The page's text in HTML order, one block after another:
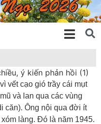
ý kiến phản hồi (1)
vết cạo gió trầy cái mụt
và lan qua các vùng
căn). Ông nội qua đời ít
làng. Đó là năm 1945.